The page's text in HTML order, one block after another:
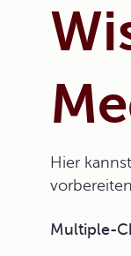
Hier
Multiple-